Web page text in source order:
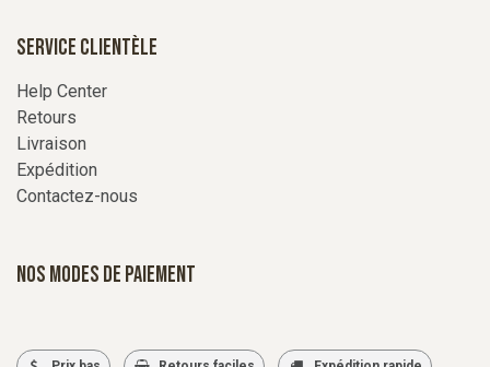
Service Clientèle
Help Center
Retours
Livraison
Expédition
Contactez-nous
Nos modes de paiement